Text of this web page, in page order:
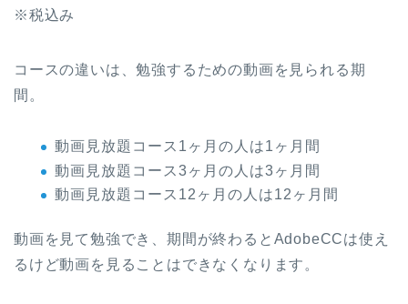
※税込み
コースの違いは、勉強するための動画を見られる期
間。
動画見放題コース1ヶ月の人は1ヶ月間
動画見放題コース3ヶ月の人は3ヶ月間
動画見放題コース12ヶ月の人は12ヶ月間
動画を見て勉強でき、期間が終わるとAdobeCCは使え
るけど動画を見ることはできなくなります。